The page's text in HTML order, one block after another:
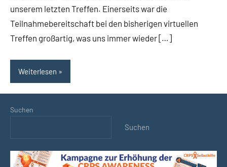
unserem letzten Treffen. Einerseits war die
Teilnahmebereitschaft bei den bisherigen virtuellen
Treffen großartig, was uns immer wieder […]
Weiterlesen
Suchen
Suchen